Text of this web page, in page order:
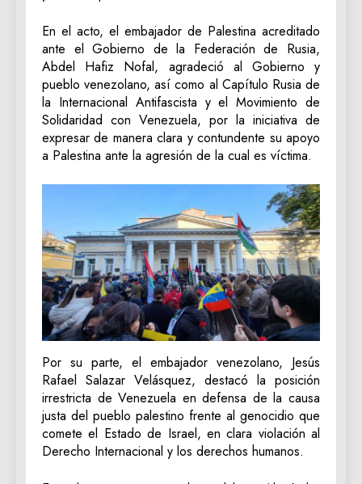
En el acto, el embajador de Palestina acreditado
ante el Gobierno de la Federación de Rusia,
Abdel Hafiz Nofal, agradeció al Gobierno y
pueblo venezolano, así como al Capítulo Rusia de
la Internacional Antifascista y el Movimiento de
Solidaridad con Venezuela, por la iniciativa de
expresar de manera clara y contundente su apoyo
a Palestina ante la agresión de la cual es víctima.
Por su parte, el embajador venezolano, Jesús
Rafael Salazar Velásquez, destacó la posición
irrestricta de Venezuela en defensa de la causa
justa del pueblo palestino frente al genocidio que
comete el Estado de Israel, en clara violación al
Derecho Internacional y los derechos humanos.